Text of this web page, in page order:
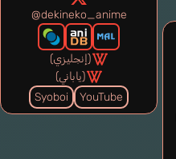
@dekineko_anime
(إنجليزي)
(ياباني)
YouTube
Syoboi